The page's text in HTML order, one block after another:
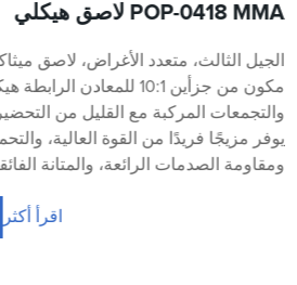
POP-0418 MMA لاصق هيكلي
الجيل الثالث، متعدد الأغراض، لاصق
مكون من جزأين 10:1 للمعادن
والتجمعات المركبة مع القليل من
يوفر مزيجًا فريدًا من القوة العالية،
ومقاومة الصدمات الرائعة، والمتانة
اقرأ أكثر